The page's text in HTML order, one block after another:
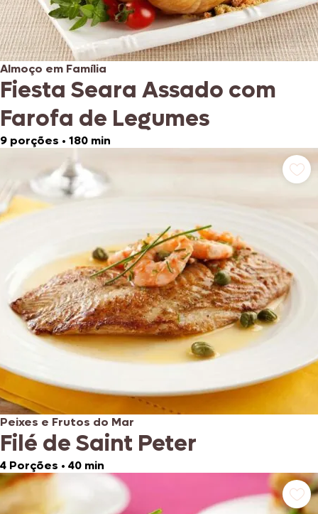
Almoço em Família
Fiesta Seara Assado com
Farofa de Legumes
9 porções • 180 min
Peixes e Frutos do Mar
Filé de Saint Peter
4 Porções • 40 min